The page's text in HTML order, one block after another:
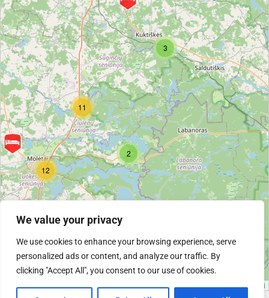
We value your privacy
We use cookies to enhance your browsing experience, serve
personalized ads or content, and analyze our traffic. By
clicking "Accept All", you consent to our use of cookies.
12
11
2
3
Žemėlapis: ©OpenStreetMap teikėjai